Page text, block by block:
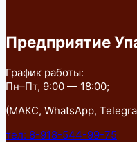
Предприятие
График работы:
Пн–Пт, 9:00 — 18:00;
(МАКС, WhatsApp,
тел: 8-918-544-99-75